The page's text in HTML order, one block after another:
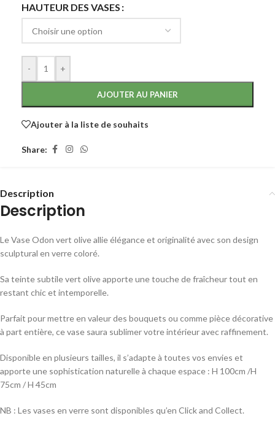
HAUTEUR DES VASES
- +
AJOUTER AU PANIER
Ajouter à la liste de souhaits
Share:
Description
Description
Le Vase Odon vert olive allie élégance et originalité avec son design
sculptural en verre coloré.
Sa teinte subtile vert olive apporte une touche de fraîcheur tout en
restant chic et intemporelle.
Parfait pour mettre en valeur des bouquets ou comme pièce décorative
à part entière, ce vase saura sublimer votre intérieur avec raffinement.
Disponible en plusieurs tailles, il s’adapte à toutes vos envies et
apporte une sophistication naturelle à chaque espace : H 100cm /H
75cm / H 45cm
NB : Les vases en verre sont disponibles qu’en Click and Collect.